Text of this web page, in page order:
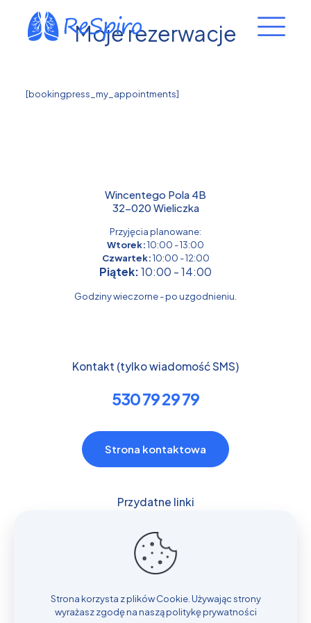
Moje rezerwacje
[bookingpress_my_appointments]
Wincentego Pola 4B
32-020 Wieliczka
Przyjęcia planowane:
Wtorek:10:00 - 13:00
Czwartek:10:00 - 12:00
Piątek:10:00 - 14:00
Godziny wieczorne - po uzgodnieniu.
Kontakt (tylko wiadomość SMS)
530 79 29 79
Strona kontaktowa
Przydatne linki
Polityka prywatności
Klauzula RODO
Strona korzysta z plików Cookie. Używając strony
wyrażasz zgodę na naszą politykę prywatności